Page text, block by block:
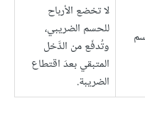
لا تخضع الأرباح
للحسم الضريبي،
وتُدفَع من الدَّخل
المتبقي بعدَ اقتطاع
الضريبة.